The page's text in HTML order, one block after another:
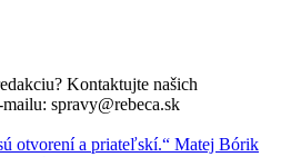
Kontaktujte našich
spravy@rebeca.sk
otvorení a priateľskí.“ Matej Bórik